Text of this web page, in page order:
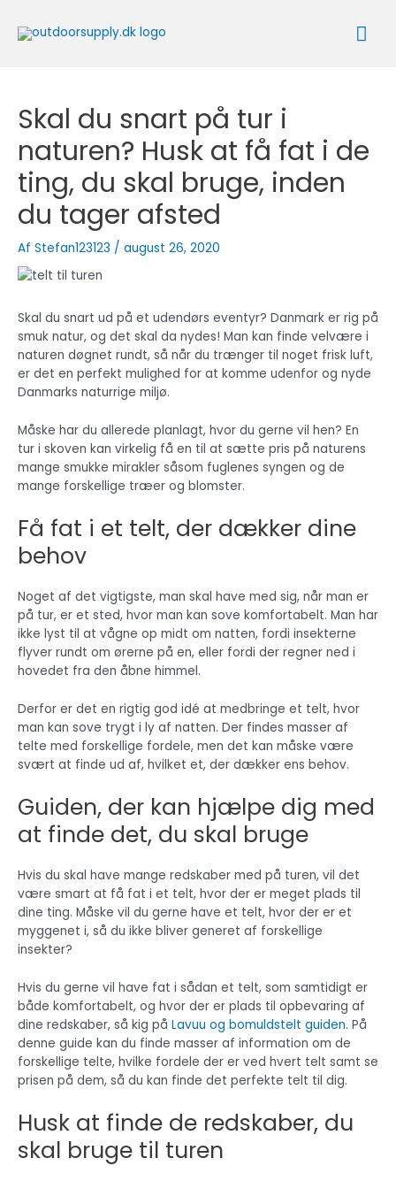
indholdet
Skal du snart på tur i
naturen? Husk at få fat i de
ting, du skal bruge, inden
du tager afsted
Af Stefan123123 / august 26, 2020
Skal du snart ud på et udendørs eventyr? Danmark er rig på
smuk natur, og det skal da nydes! Man kan finde velvære i
naturen døgnet rundt, så når du trænger til noget frisk luft,
er det en perfekt mulighed for at komme udenfor og nyde
Danmarks naturrige miljø.
Måske har du allerede planlagt, hvor du gerne vil hen? En
tur i skoven kan virkelig få en til at sætte pris på naturens
mange smukke mirakler såsom fuglenes syngen og de
mange forskellige træer og blomster.
Få fat i et telt, der dækker dine
behov
Noget af det vigtigste, man skal have med sig, når man er
på tur, er et sted, hvor man kan sove komfortabelt. Man har
ikke lyst til at vågne op midt om natten, fordi insekterne
flyver rundt om ørerne på en, eller fordi der regner ned i
hovedet fra den åbne himmel.
Derfor er det en rigtig god idé at medbringe et telt, hvor
man kan sove trygt i ly af natten. Der findes masser af
telte med forskellige fordele, men det kan måske være
svært at finde ud af, hvilket et, der dækker ens behov.
Guiden, der kan hjælpe dig med
at finde det, du skal bruge
Hvis du skal have mange redskaber med på turen, vil det
være smart at få fat i et telt, hvor der er meget plads til
dine ting. Måske vil du gerne have et telt, hvor der er et
myggenet i, så du ikke bliver generet af forskellige
insekter?
Hvis du gerne vil have fat i sådan et telt, som samtidigt er
både komfortabelt, og hvor der er plads til opbevaring af
dine redskaber, så kig på Lavuu og bomuldstelt guiden. På
denne guide kan du finde masser af information om de
forskellige telte, hvilke fordele der er ved hvert telt samt se
prisen på dem, så du kan finde det perfekte telt til dig.
Husk at finde de redskaber, du
skal bruge til turen